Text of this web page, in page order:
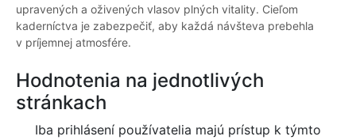
upravených a oživených vlasov plných vitality. Cieľom
kaderníctva je zabezpečiť, aby každá návšteva prebehla
v príjemnej atmosfére.
Hodnotenia na jednotlivých
stránkach
Iba prihlásení používatelia majú prístup k týmto